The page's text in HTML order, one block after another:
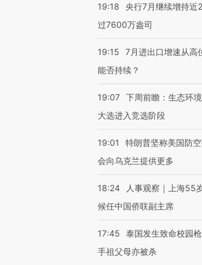
19:18
央行7月继续增持近
过7600万盎司
19:15
7月进出口增速从高
能否持续？
19:07 下周前瞻：生态环
大选进入竞选阶段
19:01
特朗普坚称美国防
会向乌克兰提供更多
18:24
人事观察｜上海55
候任中国侨联副主席
17:45
泰国发生致命校园
手祖父母亦被杀